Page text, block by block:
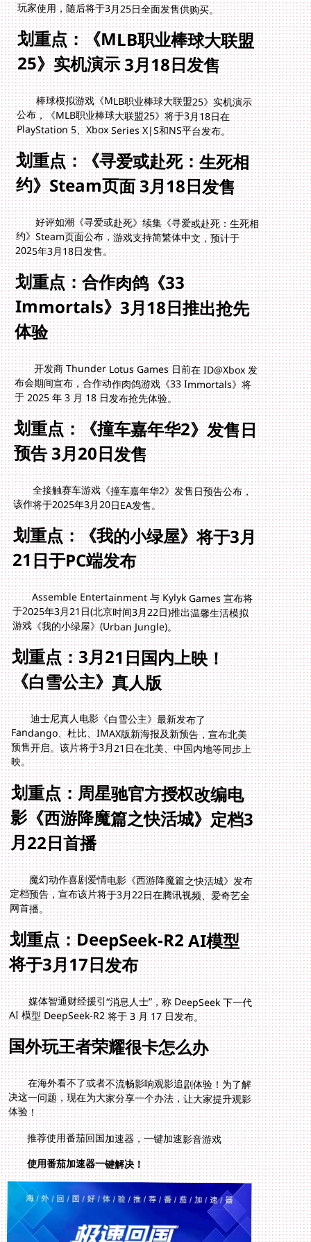
玩家使用，随后将于3月25日全面发售供购买。
划重点：《MLB职业棒球大联盟
25》实机演示 3月18日发售
棒球模拟游戏《MLB职业棒球大联盟25》实机演示
公布，《MLB职业棒球大联盟25》将于3月18日在
PlayStation 5、Xbox Series X|S和NS平台发布。
划重点：《寻爱或赴死：生死相
约》Steam页面 3月18日发售
好评如潮《寻爱或赴死》续集《寻爱或赴死：生死相
约》Steam页面公布，游戏支持简繁体中文，预计于
2025年3月18日发售。
划重点：合作肉鸽《33
Immortals》3月18日推出抢先
体验
开发商 Thunder Lotus Games 日前在 ID@Xbox 发
布会期间宣布，合作动作肉鸽游戏《33 Immortals》将
于 2025 年 3 月 18 日发布抢先体验。
划重点：《撞车嘉年华2》发售日
预告 3月20日发售
全接触赛车游戏《撞车嘉年华2》发售日预告公布，
该作将于2025年3月20日EA发售。
划重点：《我的小绿屋》将于3月
21日于PC端发布
Assemble Entertainment 与 Kylyk Games 宣布将
于2025年3月21日(北京时间3月22日)推出温馨生活模拟
游戏《我的小绿屋》(Urban Jungle)。
划重点：3月21日国内上映！
《白雪公主》真人版
迪士尼真人电影《白雪公主》最新发布了
Fandango、杜比、IMAX版新海报及新预告，宣布北美
预售开启。该片将于3月21日在北美、中国内地等同步上
映。
划重点：周星驰官方授权改编电
影《西游降魔篇之快活城》定档3
月22日首播
魔幻动作喜剧爱情电影《西游降魔篇之快活城》发布
定档预告，宣布该片将于3月22日在腾讯视频、爱奇艺全
网首播。
划重点：DeepSeek-R2 AI模型
将于3月17日发布
媒体智通财经援引“消息人士”，称 DeepSeek 下一代
AI 模型 DeepSeek-R2 将于 3 月 17 日发布。
国外玩王者荣耀很卡怎么办
在海外看不了或者不流畅影响观影追剧体验！为了解
决这一问题，现在为大家分享一个办法，让大家提升观影
体验！
推荐使用番茄回国加速器，一键加速影音游戏
使用番茄加速器一键解决！